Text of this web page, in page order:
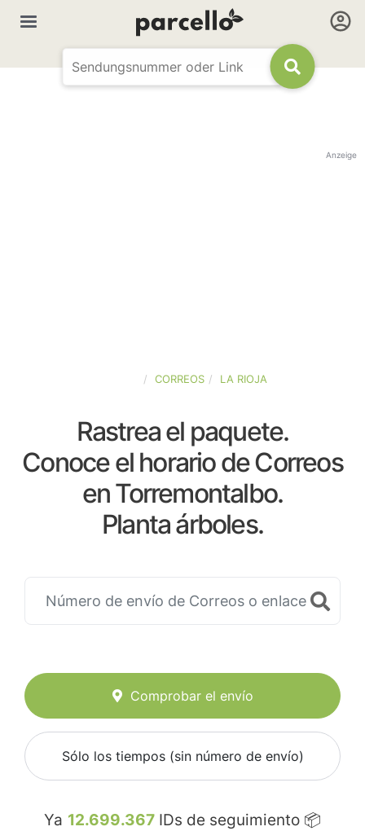
Anzeige
CORREOS LA RIOJA
Rastrea el paquete.
Conoce el horario de Correos
en Torremontalbo.
Planta árboles.
Comprobar el envío
Sólo los tiempos (sin número de envío)
Ya 12.699.367 IDs de seguimiento 📦